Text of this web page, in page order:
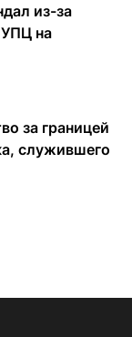
из-за
УПЦ на
за границей
служившего